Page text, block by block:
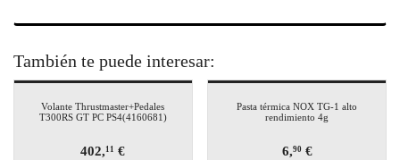
También te puede interesar:
Volante Thrustmaster+Pedales
T300RS GT PC PS4(4160681)
402,11 €
Pasta térmica NOX TG-1 alto
rendimiento 4g
6,90€